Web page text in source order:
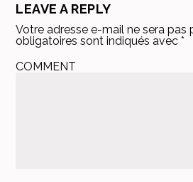
LEAVE A REPLY
Votre adresse e-mail ne sera pas
obligatoires sont indiqués avec*
COMMENT